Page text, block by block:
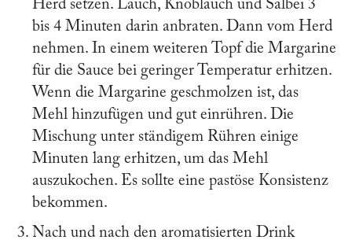
Herd setzen. Lauch, Knoblauch und Salbei 3
bis 4 Minuten darin anbraten. Dann vom Herd
nehmen. In einem weiteren Topf die Margarine
für die Sauce bei geringer Temperatur erhitzen.
Wenn die Margarine geschmolzen ist, das
Mehl hinzufügen und gut einrühren. Die
Mischung unter ständigem Rühren einige
Minuten lang erhitzen, um das Mehl
auszukochen. Es sollte eine pastöse Konsistenz
bekommen.
Nach und nach den aromatisierten Drink